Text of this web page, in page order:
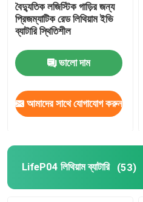
বাড়ি
বৈদ্যুতিক লজিস্টিক গাড়ির জন্য
প্রিজম্যাটিক রেড লিথিয়াম ইভি
ব্যাটারি স্থিতিশীল
ভালো দাম
আমাদের সাথে যোগাযোগ করুন
LifeP04 লিথিয়াম ব্যাটারি (53)